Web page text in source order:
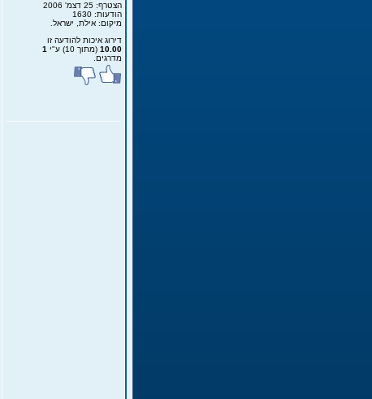
הצטרף: 25 דצמ' 2006
הודעות: 1630
מיקום: אילת, ישראל.
דירוג איכות להודעה זו
10.00 (מתוך 10) ע"י
1
מדרגים.